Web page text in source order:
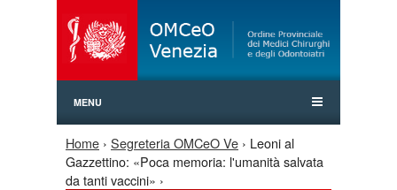
MENU
Tu sei qui
Home › Segreteria OMCeO Ve › Leoni al
Gazzettino: «Poca memoria: l'umanità salvata
da tanti vaccini» ›